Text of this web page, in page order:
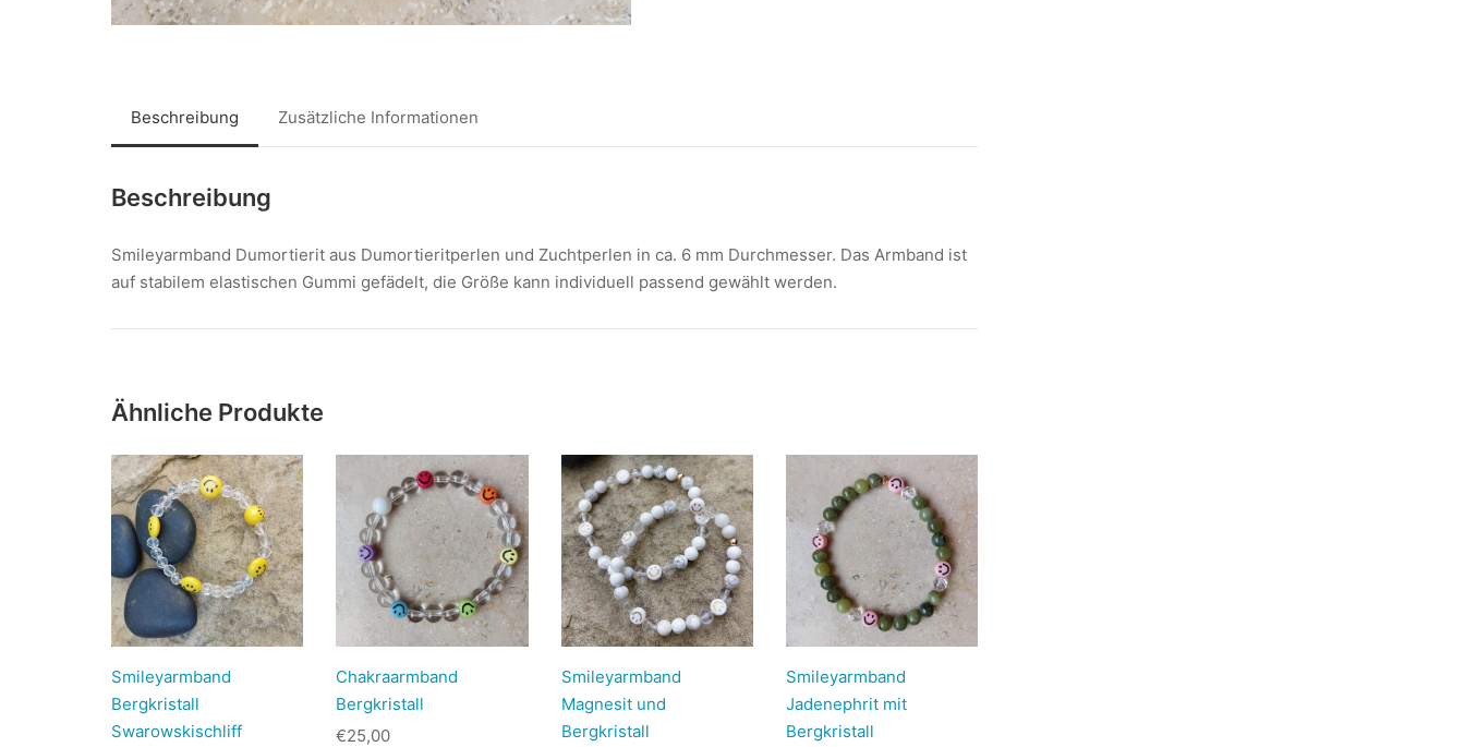
Beschreibung Zusätzliche Informationen
Beschreibung
Smileyarmband Dumortierit aus Dumortieritperlen und Zuchtperlen in ca. 6 mm Durchmesser. Das Armband ist
auf stabilem elastischen Gummi gefädelt, die Größe kann individuell passend gewählt werden.
Ähnliche Produkte
Smileyarmband
Bergkristall
Swarowskischliff
Chakraarmband
Bergkristall
€25,00
Smileyarmband
Magnesit und
Bergkristall
Smileyarmband
Jadenephrit mit
Bergkristall